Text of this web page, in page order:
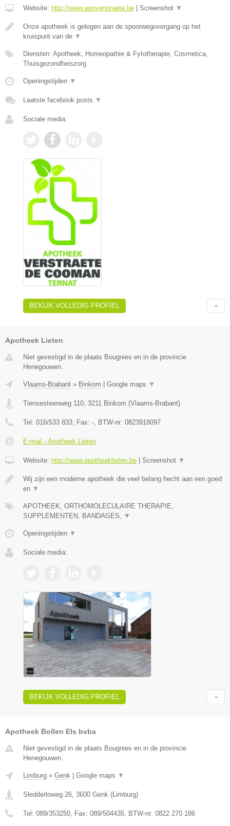
Website: http://www.apoverstraete.be Screenshot ▼
Onze apotheek is gelegen aan de spoorwegovergang op het
kruispunt van de ▼
Diensten: Apotheek, Homeopathie & Fytotherapie, Cosmetica,
Thuisgezondheiszorg
Openingstijden ▼
Laatste facebook posts ▼
Sociale media:
BEKIJK VOLLEDIG PROFIEL
Apotheek Lieten
Niet gevestigd in de plaats Bougnies en in de provincie
Henegouwen.
Vlaams-Brabant » Binkom Google maps ▼
Tiensesteenweg 110 3211 Binkom (Vlaams-Brabant)
Tel: 016/533 833 , Fax: - , BTW-nr: 0823918097
E-mail › Apotheek Lieten
Website: http://www.apotheeklieten.be Screenshot ▼
Wij zijn een moderne apotheek die veel belang hecht aan een goed
en ▼
APOTHEEK, ORTHOMOLECULAIRE THERAPIE,
SUPPLEMENTEN, BANDAGES,
▼
Openingstijden ▼
Sociale media:
BEKIJK VOLLEDIG PROFIEL
Apotheek Bollen Els bvba
Niet gevestigd in de plaats Bougnies en in de provincie
Henegouwen.
Limburg » Genk | Google maps ▼
Sledderloweg 26 3600 Genk (Limburg)
Tel: 089/353250 , Fax: 089/504435 , BTW-nr: 0822 270 186